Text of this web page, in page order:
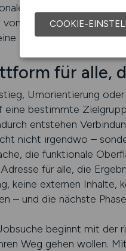
Schwerpunkte und
von den Möglichkeiten,
Suchmaschine – sie
für alle,
Umorientierung
eine bestimmte
entstehen
nicht irgendwo –
die funktionale
für alle, die
keine externen
– und die nächste
beginnt mit der
Weg gehen wollen.
COOKIE-